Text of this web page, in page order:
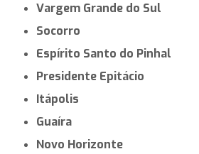
Vargem Grande do Sul
Socorro
Espírito Santo do Pinhal
Presidente Epitácio
Itápolis
Guaíra
Novo Horizonte